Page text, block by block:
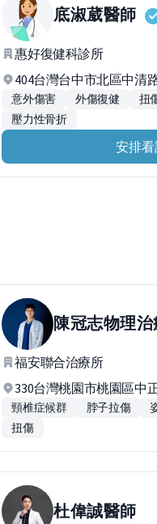
底淑葳醫師
惠好復健科診所
404台灣台中市北區中清
意外傷害 外傷復健 扭
壓力性骨折
安排看
陳冠志物理
福安聯合治療所
330台灣桃園市桃園區中
頸椎症候群 脖子拉傷
扭傷
杜偉誠醫師